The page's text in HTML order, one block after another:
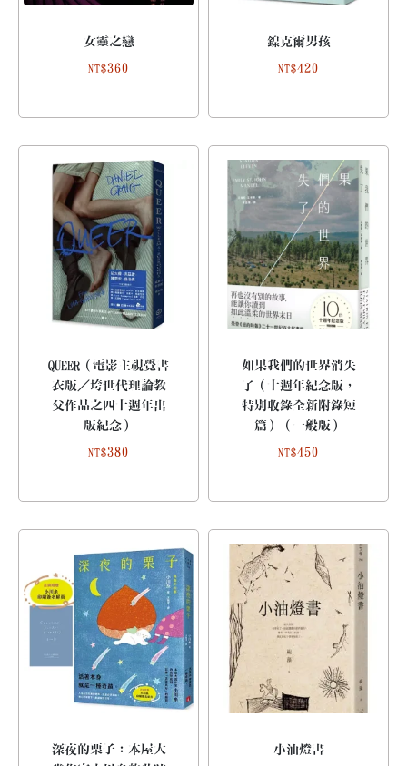
女靈之戀
NT$360
鎳克爾男孩
NT$420
QUEER（電影主視覺書
衣版／垮世代理論教
父作品之四十週年出
版紀念）
NT$380
如果我們的世界消失
了（十週年紀念版，
特別收錄全新附錄短
篇）（一般版）
NT$450
深夜的栗子：本屋大
小油燈書